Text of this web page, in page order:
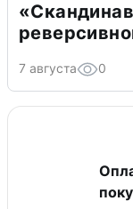
7 августа 0